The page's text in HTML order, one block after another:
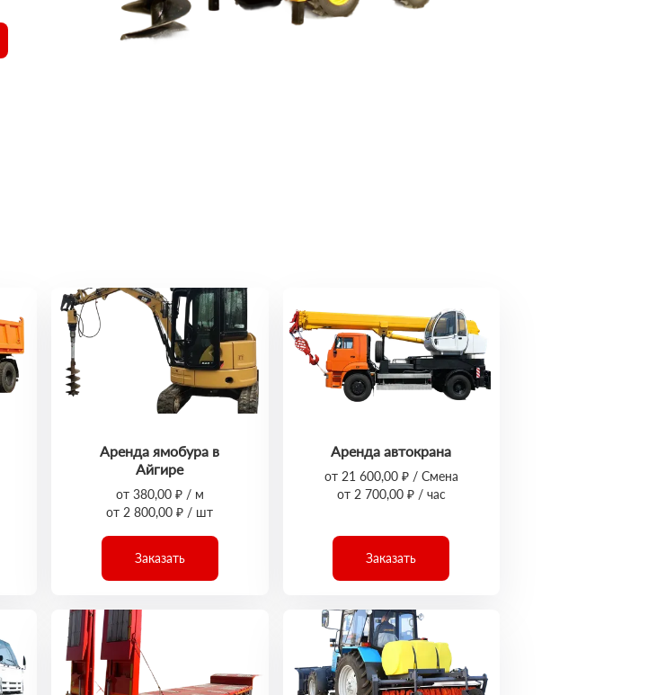
Аренда ямобура в
Айгире
от 380,00 ₽ / м
от 2 800,00 ₽ / шт
Заказать
Аренда автокрана
от 21 600,00 ₽ / Смена
от 2 700,00 ₽ / час
Заказать